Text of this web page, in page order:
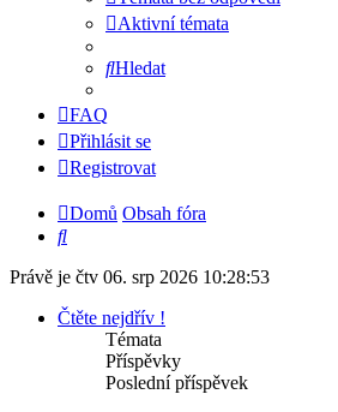
Aktivní témata
Hledat
FAQ
Přihlásit se
Registrovat
Domů Obsah fóra
Hledat
Právě je čtv 06. srp 2026 10:28:53
Čtěte nejdřív !
Témata
Příspěvky
Poslední příspěvek